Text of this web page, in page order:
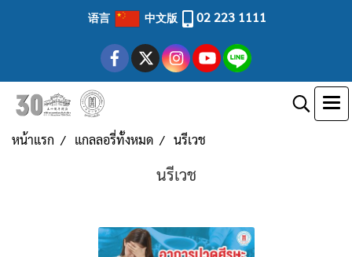
语言 中文版 02 223 1111
หน้าแรก แกลลอรี่ทั้งหมด นรีเวช
นรีเวช